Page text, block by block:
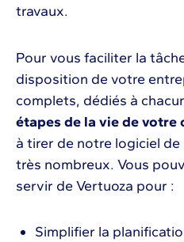
travaux.
Pour vous faciliter la
disposition de votre
complets, dédiés à
étapes de la vie de votre
à tirer de notre logiciel
très nombreux. Vous
servir de Vertuoza pour :
Simplifier la